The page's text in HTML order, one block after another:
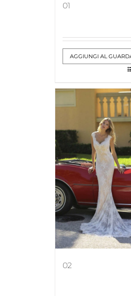
01
AGGIUNGI AL
02